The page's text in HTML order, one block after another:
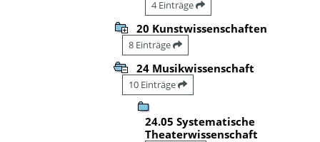
4 Einträge
20 Kunstwissenschaften
8 Einträge
24 Musikwissenschaft
10 Einträge
24.05 Systematische
Theaterwissenschaft